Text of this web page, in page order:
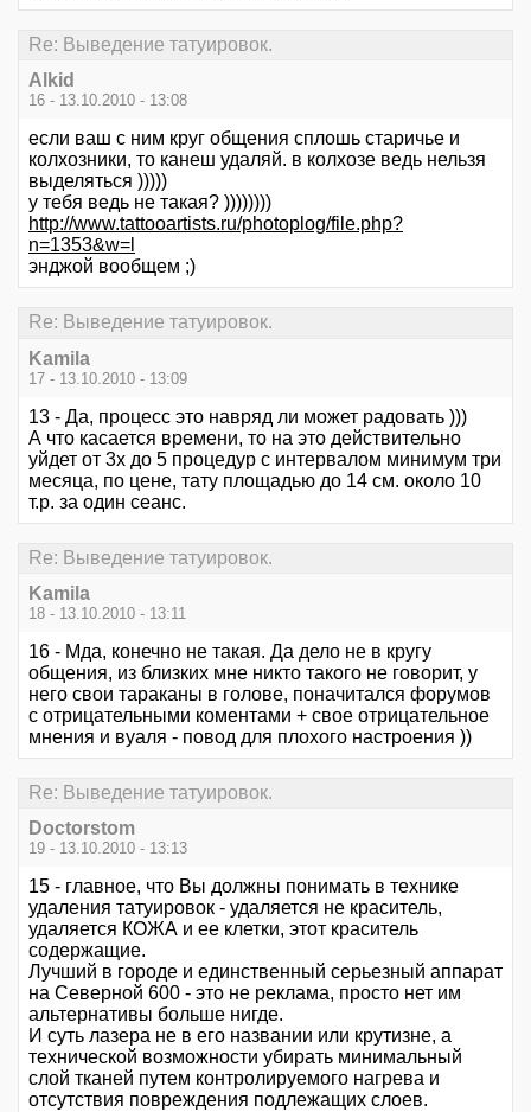
Re: Выведение татуировок.
Alkid
16 - 13.10.2010 - 13:08
если ваш с ним круг общения сплошь старичье и
колхозники, то канеш удаляй. в колхозе ведь нельзя
выделяться )))))
у тебя ведь не такая? ))))))))
http://www.tattooartists.ru/photoplog/file.php?
n=1353&w=l
энджой вообщем ;)
Re: Выведение татуировок.
Kamila
17 - 13.10.2010 - 13:09
13 - Да, процесс это навряд ли может радовать )))
А что касается времени, то на это действительно
уйдет от 3х до 5 процедур с интервалом минимум три
месяца, по цене, тату площадью до 14 см. около 10
т.р. за один сеанс.
Re: Выведение татуировок.
Kamila
18 - 13.10.2010 - 13:11
16 - Мда, конечно не такая. Да дело не в кругу
общения, из близких мне никто такого не говорит, у
него свои тараканы в голове, поначитался форумов
с отрицательными коментами + свое отрицательное
мнения и вуаля - повод для плохого настроения ))
Re: Выведение татуировок.
Doctorstom
19 - 13.10.2010 - 13:13
15 - главное, что Вы должны понимать в технике
удаления татуировок - удаляется не краситель,
удаляется КОЖА и ее клетки, этот краситель
содержащие.
Лучший в городе и единственный серьезный аппарат
на Северной 600 - это не реклама, просто нет им
альтернативы больше нигде.
И суть лазера не в его названии или крутизне, а
технической возможности убирать минимальный
слой тканей путем контролируемого нагрева и
отсутствия повреждения подлежащих слоев.